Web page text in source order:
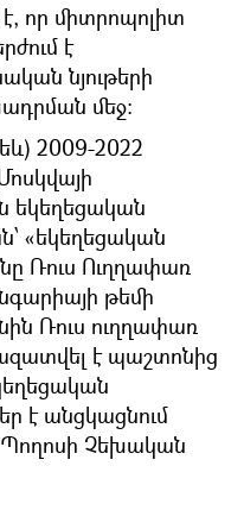
որ միտրոպոլիտ
է
նյութերի
մեջ:
2009-2022
«եկեղեցական
Ռուս Ուղղափառ
թեմի
Ռուս ուղղափառ
է պաշտոնից
է անցկացնում
Չեխական